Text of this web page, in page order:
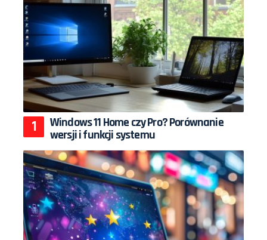
Windows 11 Home czy Pro? Porównanie
wersji i funkcji systemu